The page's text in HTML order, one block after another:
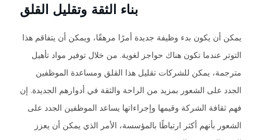
بناء الثقة وتقليل القلق
يمكن أن يكون بدء وظيفة جديدة أمرًا مرهقًا، ويمكن أن يتفاقم هذا
التوتر عندما تكون هناك حواجز لغوية. من خلال توفير مواد تأهيل
مترجمة، يمكن للشركات تقليل هذا القلق ومساعدة الموظفين
الجدد على الشعور بمزيد من الراحة والثقة في أدوارهم الجديدة. إن
فهم ثقافة الشركة وقيمها وإجراءاتها يساعد الموظفين الجدد على
الشعور بأنهم أكثر ارتباطًا بالمؤسسة، الأمر الذي يمكن أن يعزز